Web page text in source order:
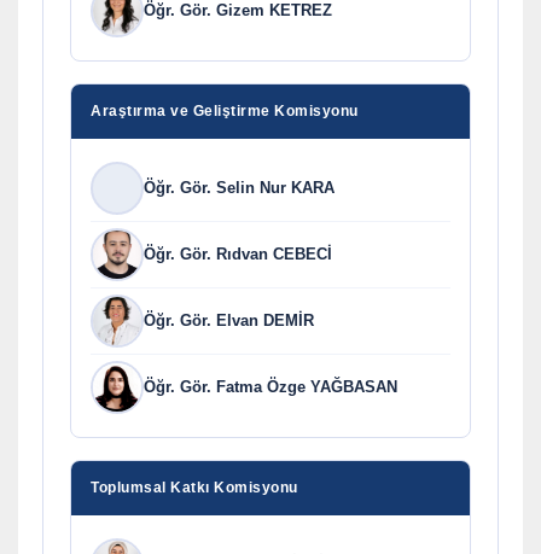
Öğr. Gör. Gizem KETREZ
Araştırma ve Geliştirme Komisyonu
Öğr. Gör. Selin Nur KARA
Öğr. Gör. Rıdvan CEBECİ
Öğr. Gör. Elvan DEMİR
Öğr. Gör. Fatma Özge YAĞBASAN
Toplumsal Katkı Komisyonu